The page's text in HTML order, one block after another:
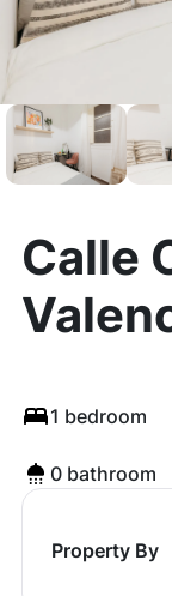
Calle
1 bedroom
0 bathroom
Property By